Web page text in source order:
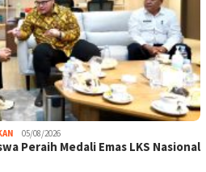
05/08/2026
Peraih Medali Emas LKS Nasional